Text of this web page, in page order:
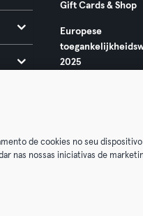
Gift Cards & Shop
Europese
2025
de cookies no seu dispositivo
nas nossas iniciativas de